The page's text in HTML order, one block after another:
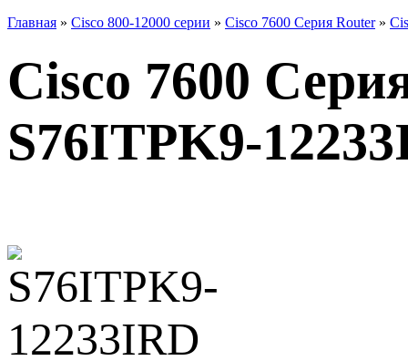
Главная » Cisco 800-12000 серии » Cisco 7600 Серия Router»
Cisco 7600
S76ITPK9-